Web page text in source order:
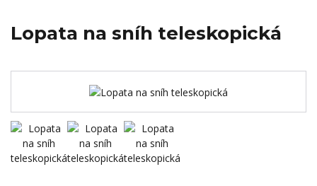
Lopata na sníh teleskopická